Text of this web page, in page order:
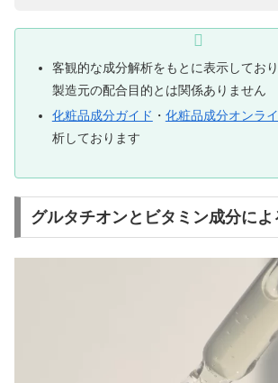
客観的な成分解析をもとに表示してお
製造元の配合目的とは関係ありません
化粧品成分ガイド ・ 化粧品成分オンラ
析しております
グルタチオンとビタミン成分によ